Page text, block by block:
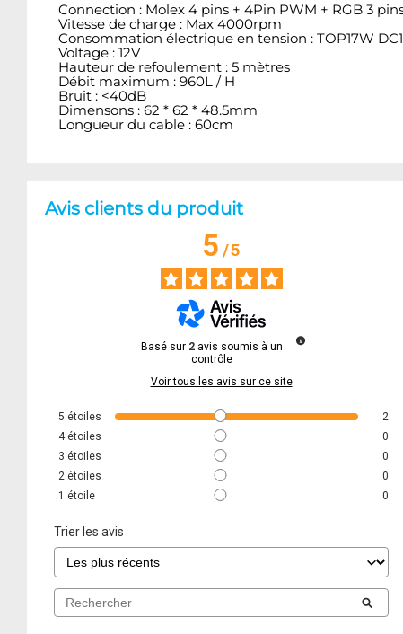
Connection : Molex 4 pins + 4Pin PWM + RGB 3
Vitesse de charge : Max 4000rpm
Consommation électrique en tension : TOP17W
Voltage : 12V
Hauteur de refoulement : 5 mètres
Débit maximum : 960L / H
Bruit : <40dB
Dimensons : 62 * 62 * 48.5mm
Longueur du cable : 60cm
Avis clients du produit
5/5
Basé sur 2 avis soumis à un
contrôle
Voir tous les avis sur ce site
5 étoiles
2
4 étoiles
0
3 étoiles
0
2 étoiles
0
1 étoile 0
Trier les avis